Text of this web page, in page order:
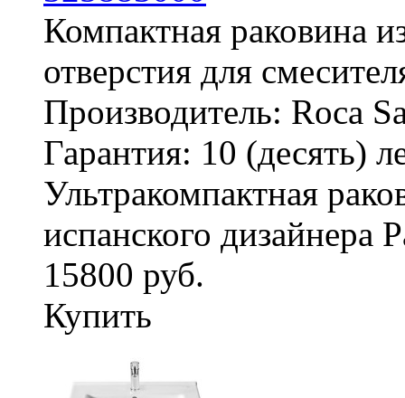
Компактная раковина
отверстия для
Производитель: Roca
Гарантия: 10 (десять)
Ультракомпактная
испанского дизайнера
15800 руб.
Купить